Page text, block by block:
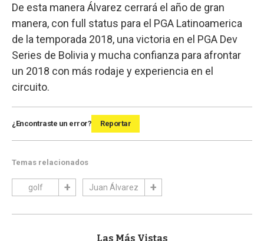
De esta manera Álvarez cerrará el año de gran
manera, con full status para el PGA Latinoamerica
de la temporada 2018, una victoria en el PGA Dev
Series de Bolivia y mucha confianza para afrontar
un 2018 con más rodaje y experiencia en el
circuito.
¿Encontraste un error? Reportar
Temas relacionados
golf Juan Álvarez
Las Más Vistas